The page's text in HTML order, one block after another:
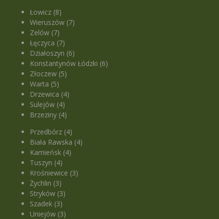
Łowicz (8)
Wieruszów (7)
Zelów (7)
Łęczyca (7)
Działoszyn (6)
Konstantynów Łódzki (6)
Złoczew (5)
Warta (5)
Drzewica (4)
Sulejów (4)
Brzeziny (4)
Przedbórz (4)
Biała Rawska (4)
Kamieńsk (4)
Tuszyn (4)
Krośniewice (3)
Żychlin (3)
Stryków (3)
Szadek (3)
Uniejów (3)